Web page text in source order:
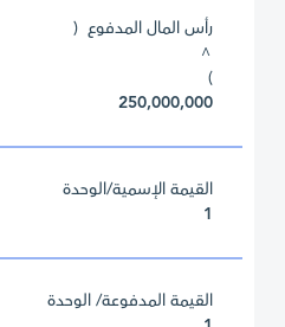
رأس المال المدفوع (
^
)
250,000,000
القيمة الإسمية/الوحدة
1
القيمة المدفوعة/ الوحدة